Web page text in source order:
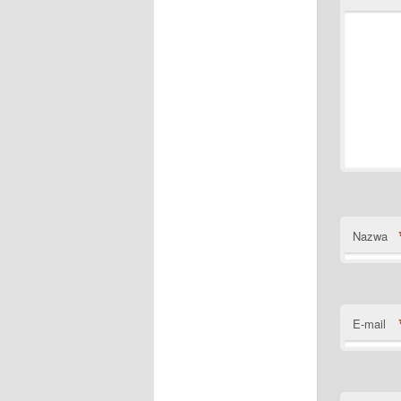
Nazwa
E-mail